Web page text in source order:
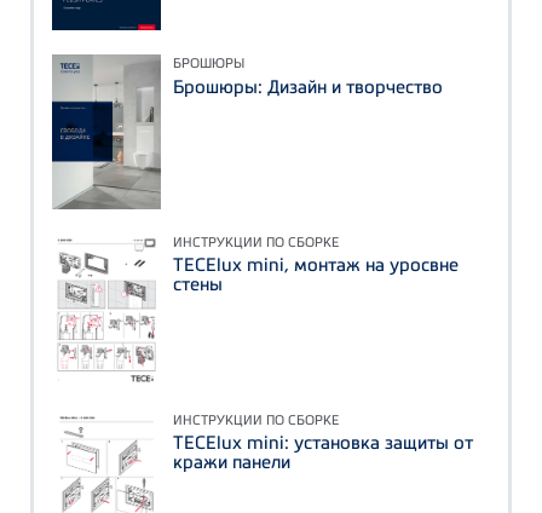
БРОШЮРЫ
Брошюры: Дизайн и творчество
ИНСТРУКЦИИ ПО СБОРКЕ
TECElux mini, монтаж на уросвне
стены
ИНСТРУКЦИИ ПО СБОРКЕ
TECElux mini: установка защиты от
кражи панели